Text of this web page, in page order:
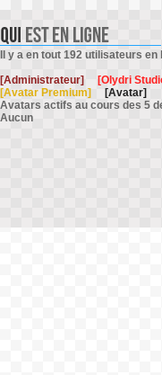
Il y a en tout 192 utilisateurs
[Administrateur]
[Olydri
[Avatar Premium]
[Avatar]
Avatars actifs au cours des 5
Aucun